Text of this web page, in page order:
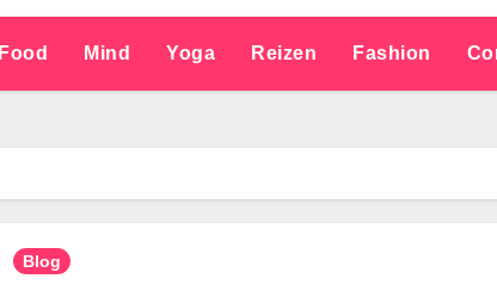
Food Mind Yoga Reizen Fashion
Blog